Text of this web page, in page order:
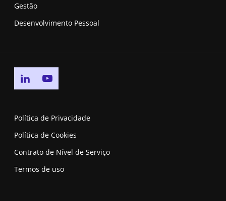
Gestão
Desenvolvimento Pessoal
Go to linkedin page
Política de Privacidade
Política de Cookies
Contrato de Nível de Serviço
Termos de uso